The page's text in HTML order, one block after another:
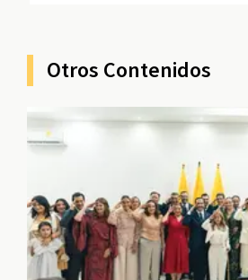
Otros Contenidos